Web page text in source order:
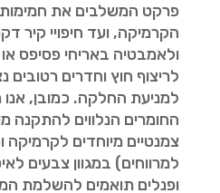
פרקט המשלבים את
הקרמיקה, ועד חיפויי קיר
ולאמבטיה באריחי פסיפס
לריצוף חוץ וחדרים רטובים
למניעת החלקה. כמובן,
החומרים הנלווים להתקנה
צמנטיים מיוחדים לקרמיקה
למרווחים) במגוון צבעים
ופנלים תואמים להשלמת